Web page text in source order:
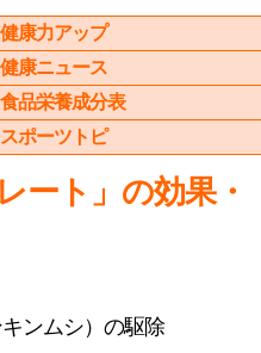
健康力アップ
健康ニュース
食品栄養成分表
スポーツトピ
ート」の効果・
ンムシ）の駆除